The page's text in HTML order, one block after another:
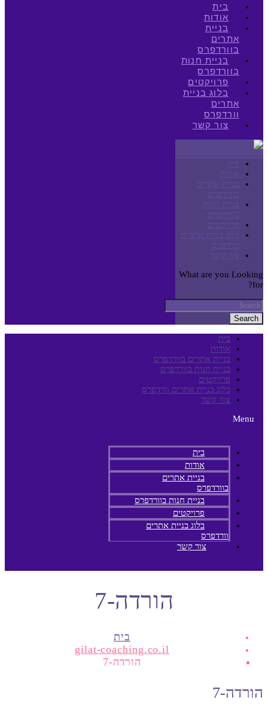
בית
אודות
בניית
אתרים
בוורדפרס
בניית חנות
בוורדפרס
פרויקטים
בלוג בניית
אתרים
וורדפרס
צור קשר
בית
אודות
בניית אתרים
בוורדפרס
בניית חנות
בוורדפרס
פרויקטים
בלוג בניית אתרים
וורדפרס
צור קשר
What are you Looking
for?
Search
בית
אודות
בניית אתרים בוורדפרס
בניית חנות בוורדפרס
פרויקטים
בלוג בניית אתרים וורדפרס
צור קשר
Menu
בית
אודות
בניית אתרים
בוורדפרס
בניית חנות בוורדפרס
פרויקטים
בלוג בניית אתרים
וורדפרס
צור קשר
הורדה-7
בית
gilat-coaching.co.il
הורדה-7
הורדה-7